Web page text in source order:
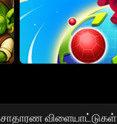
சாதாரண விளையாட்டுகள்